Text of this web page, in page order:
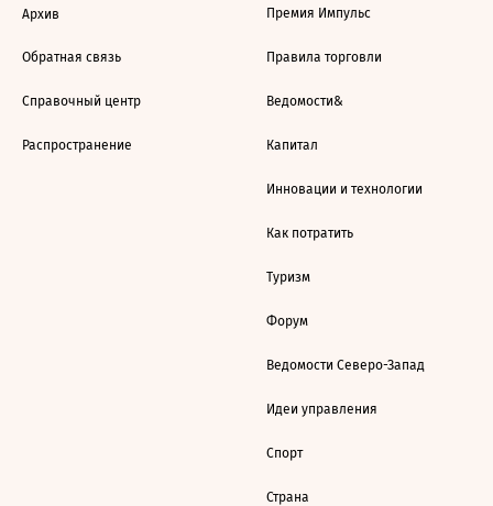
Архив
Обратная связь
Справочный центр
Распространение
Премия Импульс
Правила торговли
Ведомости&
Капитал
Инновации и технологии
Как потратить
Туризм
Форум
Ведомости Северо-Запад
Идеи управления
Спорт
Страна